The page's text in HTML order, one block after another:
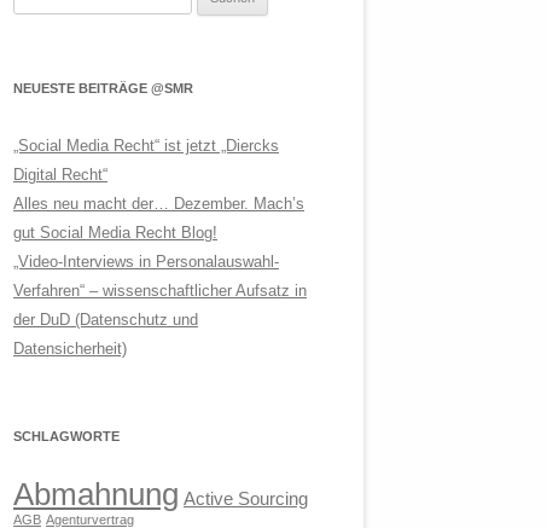
NEUESTE BEITRÄGE @SMR
„Social Media Recht“ ist jetzt „Diercks
Digital Recht“
Alles neu macht der… Dezember. Mach’s
gut Social Media Recht Blog!
„Video-Interviews in Personalauswahl-
Verfahren“ – wissenschaftlicher Aufsatz in
der DuD (Datenschutz und
Datensicherheit)
SCHLAGWORTE
Abmahnung Active Sourcing
AGB Agenturvertrag